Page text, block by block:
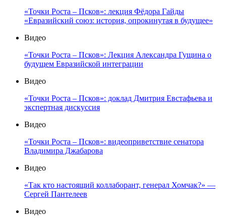
«Точки Роста – Псков»: лекция Фёдора Гайды
«Евразийский союз: история, опрокинутая в будущее»
Видео
«Точки Роста – Псков»: Лекция Александра Гущина о
будущем Евразийской интеграции
Видео
«Точки Роста – Псков»: доклад Дмитрия Евстафьева и
экспертная дискуссия
Видео
«Точки Роста – Псков»: видеоприветствие сенатора
Владимира Джабарова
Видео
«Так кто настоящий коллаборант, генерал Хомчак?» —
Сергей Пантелеев
Видео